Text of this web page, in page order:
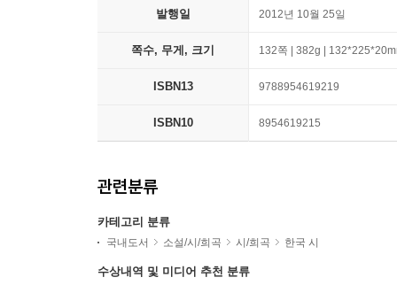
발행일 2012년 10월 25일
쪽수, 무게, 크기 132쪽 | 382g |
ISBN13 9788954619219
ISBN10 8954619215
관련분류
카테고리 분류
국내도서 소설/시/희곡 시/희곡 한국 시
수상내역 및 미디어 추천 분류